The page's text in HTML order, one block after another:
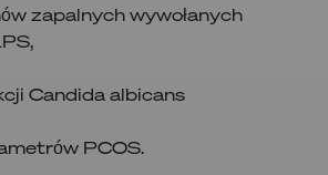
zapalnych wywołanych
Candida albicans
PCOS.